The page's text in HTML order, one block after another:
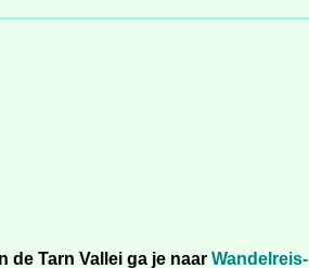
Tarn Vallei ga je naar Wandelreis-